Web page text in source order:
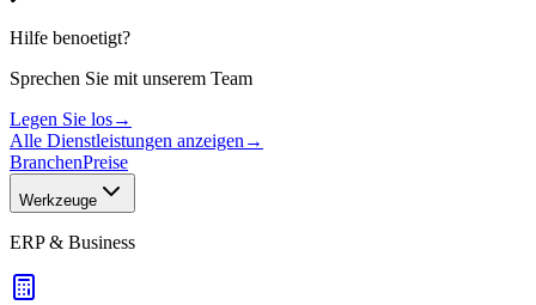
Hilfe benoetigt?
Sprechen Sie mit unserem Team
Legen Sie los→
Alle Dienstleistungen anzeigen →
BranchenPreise
Werkzeuge
ERP & Business